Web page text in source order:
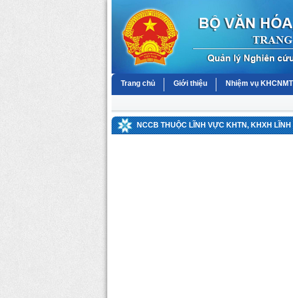
Trang chủ Giới thiệu Nhiệm vụ KHCNMT
NCCB THUỘC LĨNH VỰC KHTN, KHXH